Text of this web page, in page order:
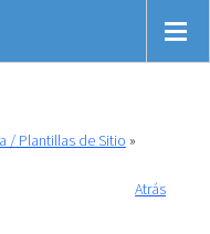
/ Plantillas de Sitio »
Atrás